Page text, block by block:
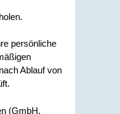
persönliche
Ablauf von
(GmbH,